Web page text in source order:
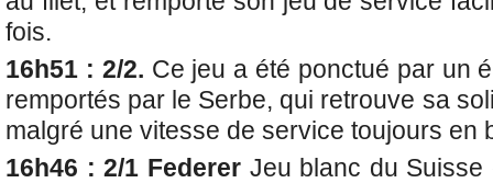
fois.
16h51 : 2/2. Ce jeu a été ponctué par un
remportés par le Serbe, qui retrouve sa
malgré une vitesse de service toujours en
16h46 : 2/1 Federer Jeu blanc du